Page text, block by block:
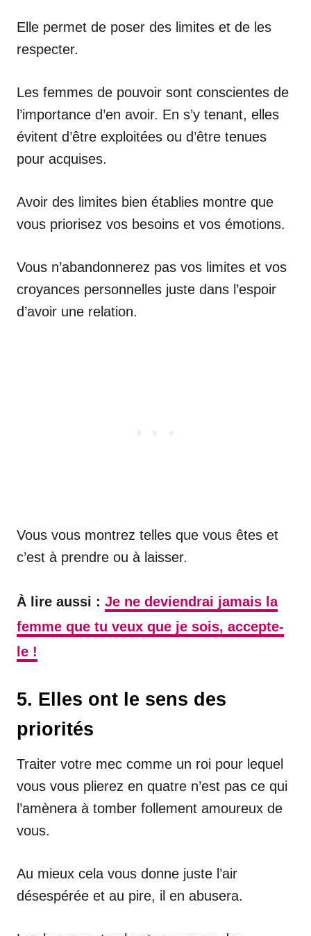
Elle permet de poser des limites et de les
respecter.
Les femmes de pouvoir sont conscientes de
l’importance d’en avoir. En s’y tenant, elles
évitent d’être exploitées ou d’être tenues
pour acquises.
Avoir des limites bien établies montre que
vous priorisez vos besoins et vos émotions.
Vous n’abandonnerez pas vos limites et vos
croyances personnelles juste dans l’espoir
d’avoir une relation.
Vous vous montrez telles que vous êtes et
c’est à prendre ou à laisser.
À lire aussi : Je ne deviendrai jamais la
femme que tu veux que je sois, accepte-
le !
5. Elles ont le sens des
priorités
Traiter votre mec comme un roi pour lequel
vous vous plierez en quatre n’est pas ce qui
l’amènera à tomber follement amoureux de
vous.
Au mieux cela vous donne juste l’air
désespérée et au pire, il en abusera.